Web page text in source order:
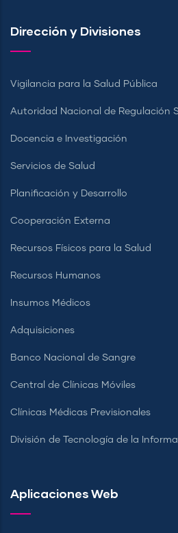
Dirección y Divisiones
Vigilancia para la Salud Pública
Autoridad Nacional de Regulación
Docencia e Investigación
Servicios de Salud
Planificación y Desarrollo
Cooperación Externa
Recursos Físicos para la Salud
Recursos Humanos
Insumos Médicos
Adquisiciones
Banco Nacional de Sangre
Central de Clínicas Móviles
Clínicas Médicas Previsionales
División de Tecnología de la
Aplicaciones Web